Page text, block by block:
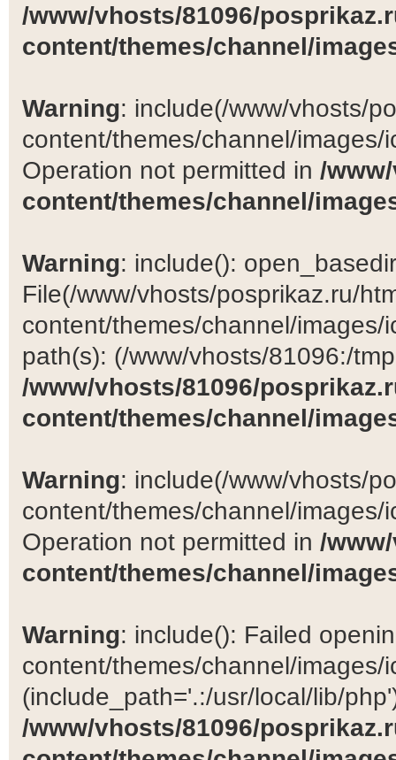
/www/vhosts/81096/
content/themes/channel/
Warning: include(/www/vhosts/
content/themes/channel/
Operation not permitted in /
content/themes/channel/
Warning: include():
File(/www/vhosts/posprikaz.ru/
content/themes/channel/
path(s): (/www/vhosts/81096:/
/www/vhosts/81096/
content/themes/channel/
Warning: include(/www/vhosts/
content/themes/channel/
Operation not permitted in /
content/themes/channel/
Warning: include(): Failed
content/themes/channel/images/
(include_path='.:/usr/local/lib/
/www/vhosts/81096/